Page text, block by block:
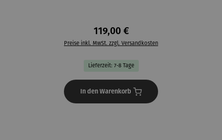
119,00 €
Preise inkl. MwSt. zzgl. Versandkosten
Lieferzeit: 7-8 Tage
In den Warenkorb